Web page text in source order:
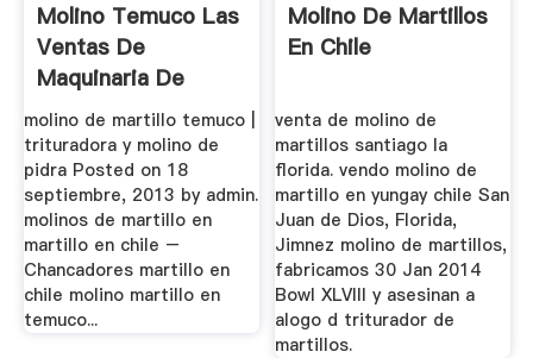
Molino Temuco Las
Ventas De
Maquinaria De
Minería ...
molino de martillo temuco |
trituradora y molino de
pidra Posted on 18
septiembre, 2013 by admin.
molinos de martillo en
martillo en chile –
Chancadores martillo en
chile molino martillo en
temuco...
Molino De Martillos
En Chile
venta de molino de
martillos santiago la
florida. vendo molino de
martillo en yungay chile San
Juan de Dios, Florida,
Jimnez molino de martillos,
fabricamos 30 Jan 2014
Bowl XLVIII y asesinan a
alogo d triturador de
martillos.